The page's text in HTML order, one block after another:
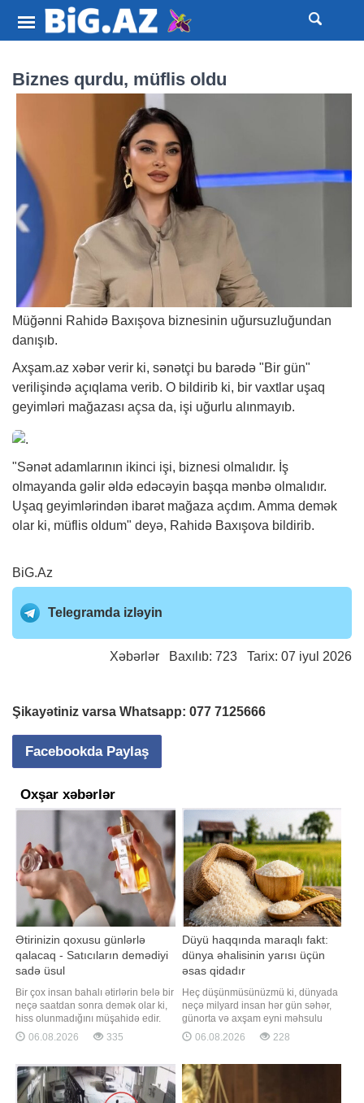
Biznes qurdu, müflis oldu
Müğənni Rahidə Baxışova biznesinin uğursuzluğundan
danışıb.
Axşam.az xəbər verir ki, sənətçi bu barədə "Bir gün"
verilişində açıqlama verib. O bildirib ki, bir vaxtlar uşaq
geyimləri mağazası açsa da, işi uğurlu alınmayıb.
"Sənət adamlarının ikinci işi, biznesi olmalıdır. İş
olmayanda gəlir əldə edəcəyin başqa mənbə olmalıdır.
Uşaq geyimlərindən ibarət mağaza açdım. Amma demək
olar ki, müflis oldum" deyə, Rahidə Baxışova bildirib.
BiG.Az
Telegramda izləyin
Xəbərlər Baxılıb: 723 Tarix: 07 iyul 2026
Şikayətiniz varsa Whatsapp: 077 7125666
Facebookda Paylaş
Oxşar xəbərlər
Ətirinizin qoxusu günlərlə
qalacaq - Satıcıların demədiyi
sadə üsul
Bir çox insan bahalı ətirlərin belə bir
neçə saatdan sonra demək olar ki,
hiss olunmadığını müşahidə edir.
Çox vaxt bunun səbəbinin ətirin
keyfiyyəti və ya istehsalçısı olduğu
sahəsinin mütəxəssisləri bildirirlər
ki, qoxunun qalıcılığı böyük ölçüdə
onun necə tətbiq edilməsində
06.08.2026 335
Düyü haqqında maraqlı fakt:
dünya əhalisinin yarısı üçün
əsas qidadır
Heç düşünmüsünüzmü ki, dünyada
neçə milyard insan hər gün səhər,
günorta və axşam eyni məhsulu
yeyir?. Düyü sadəcə qarnir deyil. O,
planetdə yaşayan milyardlarla
Təsadüfi deyil ki, onu Asiyanın
"çörəyi" adlandırırlar. xarici mediaya
istinadən xəbər verir ki
06.08.2026 228